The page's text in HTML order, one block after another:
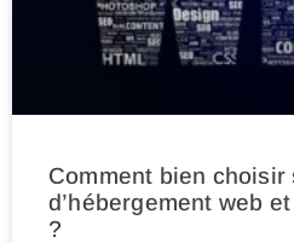
Comment bien choisir
d’hébergement web
?